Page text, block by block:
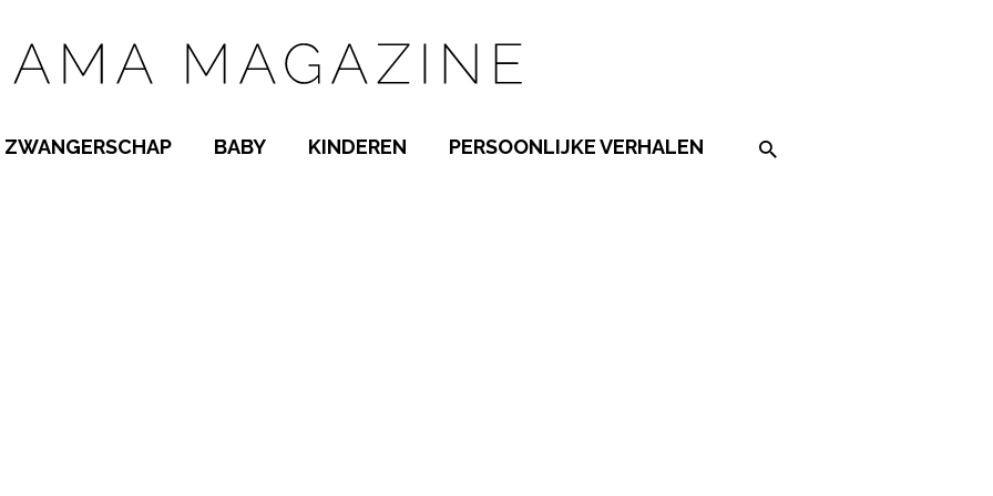
ZWANGERSCHAP BABY KINDEREN PERSOONLIJKE VERHALEN Search on the website